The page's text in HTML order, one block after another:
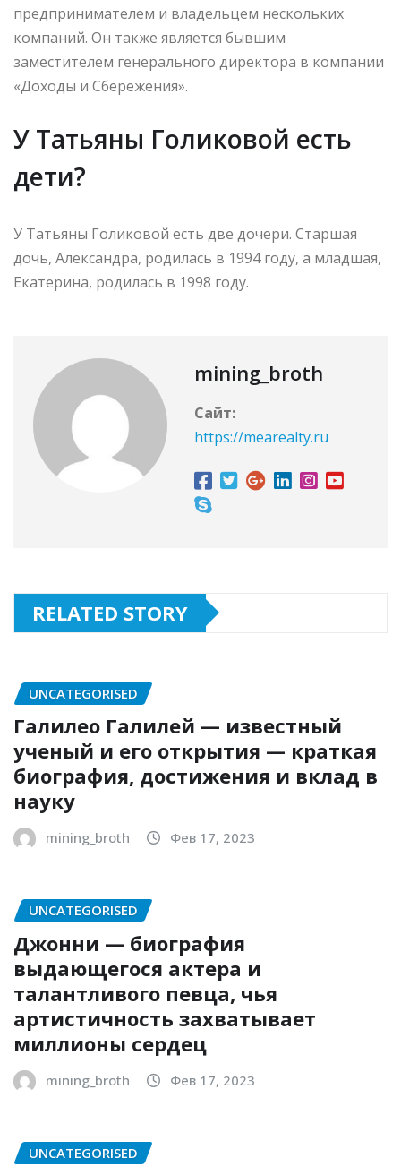
предпринимателем и владельцем нескольких
компаний. Он также является бывшим
заместителем генерального директора в компании
«Доходы и Сбережения».
У Татьяны Голиковой есть
дети?
У Татьяны Голиковой есть две дочери. Старшая
дочь, Александра, родилась в 1994 году, а младшая,
Екатерина, родилась в 1998 году.
mining_broth
Сайт:
https://mearealty.ru
RELATED STORY
UNCATEGORISED
Галилео Галилей — известный
ученый и его открытия — краткая
биография, достижения и вклад в
науку
mining_broth Фев 17, 2023
UNCATEGORISED
Джонни — биография
выдающегося актера и
талантливого певца, чья
артистичность захватывает
миллионы сердец
mining_broth Фев 17, 2023
UNCATEGORISED